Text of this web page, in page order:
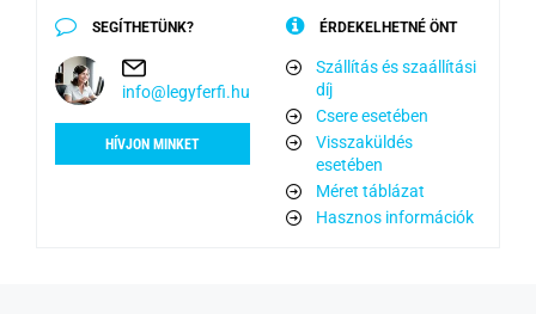
SEGÍTHETÜNK?
info@legyferfi.hu
HÍVJON MINKET
ÉRDEKELHETNÉ ÖNT
Szállítás és szaállítási
díj
Csere esetében
Visszaküldés
esetében
Méret táblázat
Hasznos információk